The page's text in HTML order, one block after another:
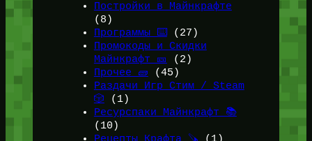
Постройки в Майнкрафте
(8)
Программы ⌨️(27)
Промокоды и Скидки
Майнкрафт 🎫
(2)
Прочее 🧱 (45)
Раздачи Игр Стим / Steam
🎲 (1)
Ресурспаки Майнкрафт 📚
(10)